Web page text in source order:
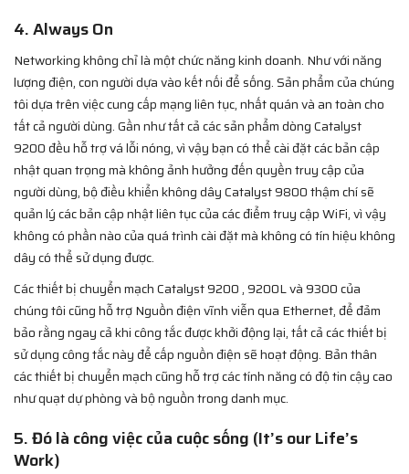
4. Always On
Networking không chỉ là một chức năng kinh doanh. Như với năng
lượng điện, con người dựa vào kết nối để sống. Sản phẩm của chúng
tôi dựa trên việc cung cấp mạng liên tục, nhất quán và an toàn cho
tất cả người dùng. Gần như tất cả các sản phẩm dòng Catalyst
9200 đều hỗ trợ vá lỗi nóng, vì vậy bạn có thể cài đặt các bản cập
nhật quan trọng mà không ảnh hưởng đến quyền truy cập của
người dùng, bộ điều khiển không dây Catalyst 9800 thậm chí sẽ
quản lý các bản cập nhật liên tục của các điểm truy cập WiFi, vì vậy
không có phần nào của quá trình cài đặt mà không có tín hiệu không
dây có thể sử dụng được.
Các thiết bị chuyển mạch Catalyst 9200 , 9200L và 9300 của
chúng tôi cũng hỗ trợ Nguồn điện vĩnh viễn qua Ethernet, để đảm
bảo rằng ngay cả khi công tắc được khởi động lại, tất cả các thiết bị
sử dụng công tắc này để cấp nguồn điện sẽ hoạt động. Bản thân
các thiết bị chuyển mạch cũng hỗ trợ các tính năng có độ tin cậy cao
như quạt dự phòng và bộ nguồn trong danh mục.
5. Đó là công việc của cuộc sống (It’s our Life’s
Work)